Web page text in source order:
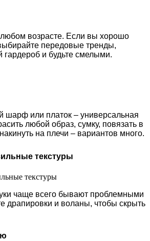
возрасте. Если вы хорошо
передовые тренды,
гардероб и будьте смелыми.
шарф или платок – универсальная
любой образ, сумку, повязать в
на плечи – вариантов много.
текстуры
чаще всего бывают проблемными
драпировки и воланы, чтобы скрыть